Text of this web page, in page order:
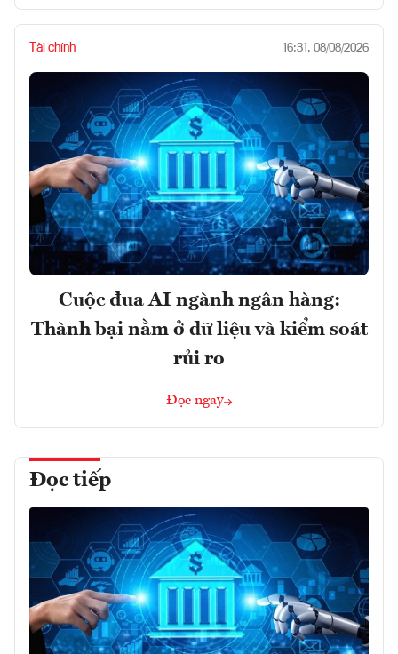
Tài chính 16:31, 08/08/2026
Cuộc đua AI ngành ngân hàng:
Thành bại nằm ở dữ liệu và kiểm soát
rủi ro
Đọc ngay
Đọc tiếp